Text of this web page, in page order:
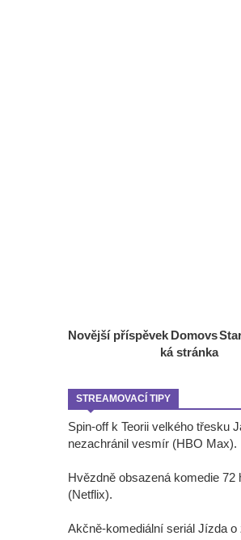
Novější příspěvek Domovs
ká stránka
STREAMOVACÍ TIPY
Spin-off k Teorii velkého třesku
nezachránil vesmír (HBO Max).
Hvězdně obsazená komedie 72
(Netflix).
Akčně-komediální seriál Jízda o